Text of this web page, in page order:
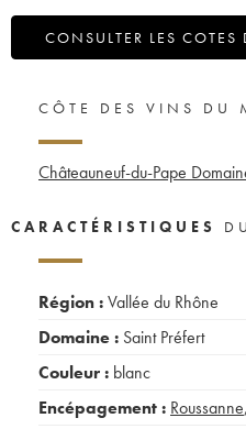
CONSULTER LES
CÔTE DES VINS DU
Châteauneuf-du-Pape
CARACTÉRISTIQUES
Région :Vallée du Rhône
Domaine : Saint Préfert
Couleur : blanc
Encépagement : Roussanne,